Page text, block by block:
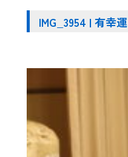
IMG_3954 | 有幸